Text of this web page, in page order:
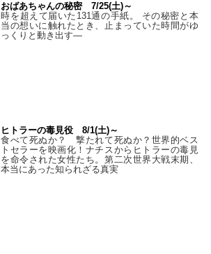
おばあちゃんの秘密 7/25(土)～
時を超えて届いた131通の手紙。 その秘密と本
当の想いに触れたとき、止まっていた時間がゆ
っくりと動き出す―
ヒトラーの毒見役 8/1(土)～
食べて死ぬか？ 撃たれて死ぬか？世界的ベス
トセラーを映画化！ナチスからヒトラーの毒見
を命令された女性たち。第二次世界大戦末期、
本当にあった知られざる真実